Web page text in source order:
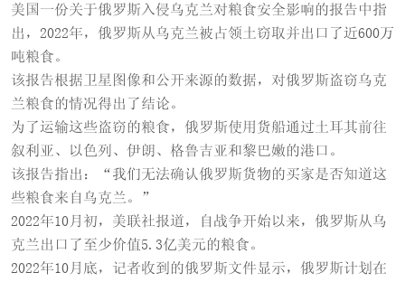
美国一份关于俄罗斯入侵乌克兰对粮食安全影响的报告中指
出，2022年，俄罗斯从乌克兰被占领土窃取并出口了近600万
吨粮食。
该报告根据卫星图像和公开来源的数据，对俄罗斯盗窃乌克
兰粮食的情况得出了结论。
为了运输这些盗窃的粮食，俄罗斯使用货船通过土耳其前往
叙利亚、以色列、伊朗、格鲁吉亚和黎巴嫩的港口。
该报告指出：“我们无法确认俄罗斯货物的买家是否知道这
些粮食来自乌克兰。”
2022年10月初，美联社报道，自战争开始以来，俄罗斯从乌
克兰出口了至少价值5.3亿美元的粮食。
2022年10月底，记者收到的俄罗斯文件显示，俄罗斯计划在